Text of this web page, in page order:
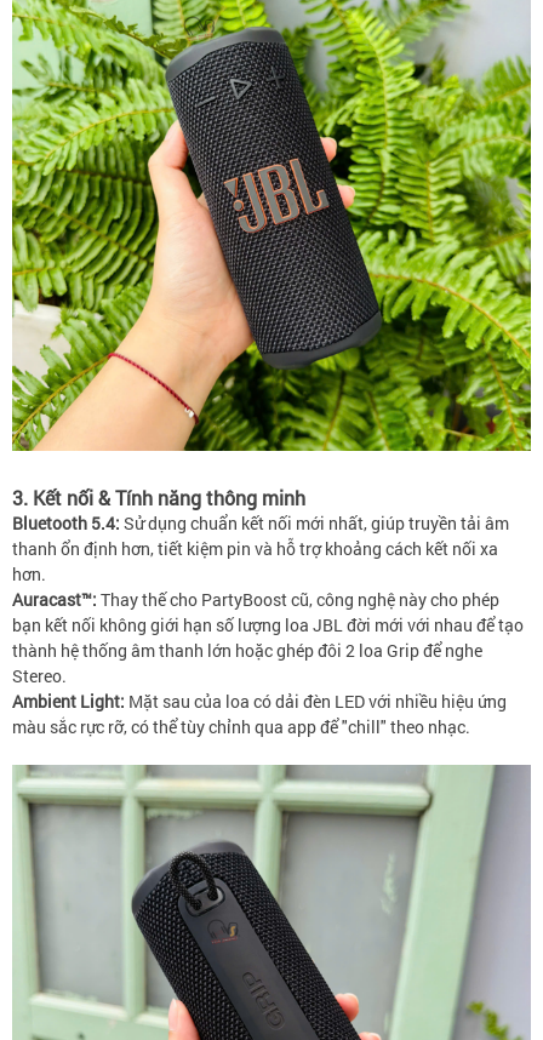
3. Kết nối & Tính năng thông minh
Bluetooth 5.4: Sử dụng chuẩn kết nối mới nhất, giúp truyền tải âm
thanh ổn định hơn, tiết kiệm pin và hỗ trợ khoảng cách kết nối xa
hơn.
Auracast™: Thay thế cho PartyBoost cũ, công nghệ này cho phép
bạn kết nối không giới hạn số lượng loa JBL đời mới với nhau để tạo
thành hệ thống âm thanh lớn hoặc ghép đôi 2 loa Grip để nghe
Stereo.
Ambient Light: Mặt sau của loa có dải đèn LED với nhiều hiệu ứng
màu sắc rực rỡ, có thể tùy chỉnh qua app để "chill" theo nhạc.